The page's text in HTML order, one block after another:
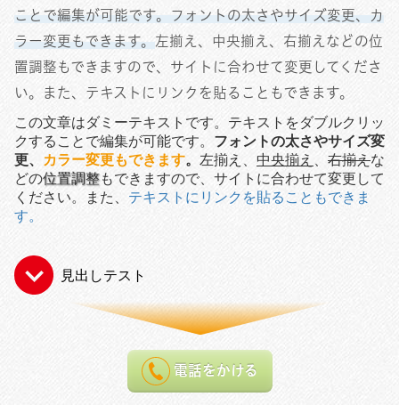
ことで編集が可能です。フォントの太さやサイズ変更、カ
ラー変更もできます。左揃え、中央揃え、右揃えなどの位
置調整もできますので、サイトに合わせて変更してくださ
い。また、テキストにリンクを貼ることもできます。
この文章はダミーテキストです。テキストをダブルクリッ
クすることで編集が可能です。 フォントの太さやサイズ変
更、 カラー変更もできます。 左揃え、 中央揃え 、 右揃えな
どの位置調整もできますので、サイトに合わせて変更して
ください。また、 テキストにリンクを貼ることもできま
す。
見出しテスト
電話をかける